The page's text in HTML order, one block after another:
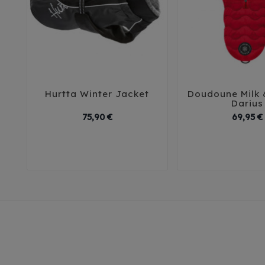
Hurtta Winter Jacket
75,90 €Prix

Doudoune Milk
Darius
69,95 €